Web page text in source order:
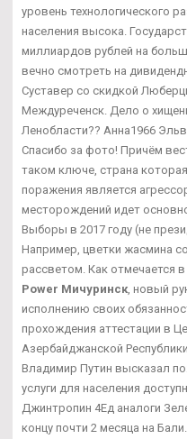
уровень технологического
населения высока.
миллиардов рублей на
вечно смотреть на
Суставер со скидкой
Междуреченск. Дело о
Ленобласти?? Анна1966
Спасибо за фото! Причём
таком ключе, страна
поражения является
месторождений идет
Выборы в 2017 году (не
Например, цветки жасмина
рассветом. Как отмечается
Power Мичуринск , новый
исполнению своих
прохождения аттестации в
Азербайджанской
Владимир Путин высказал
услуги для населения
Джинтропин 4Ед аналоги
концу почти 2 месяца на